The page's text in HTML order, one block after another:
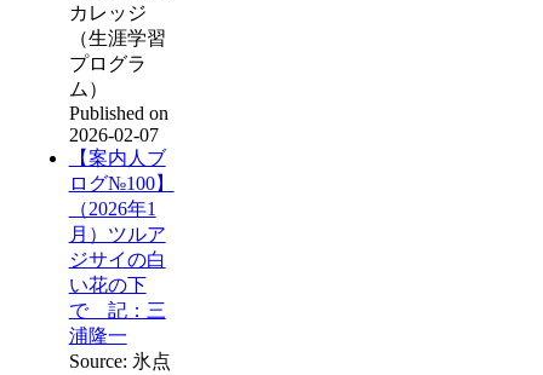
カレッジ
（生涯学習
プログラ
ム）
Published on
2026-02-07
【案内人ブ
ログ№100】
（2026年1
月）ツルア
ジサイの白
い花の下
で 記：三
浦隆一
Source: 氷点